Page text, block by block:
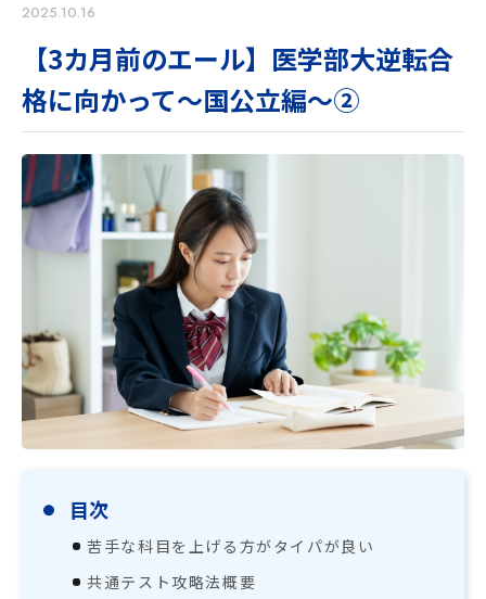
料金案内
教室案内・アクセス
よくあるご質問
お知らせ
塾長コラム
既卒生はDr.TAKAゼミ医学部予備校
採用情報
2025.10.16
【3カ月前のエール】医学部大逆転合
格に向かって～国公立編～②
目次
苦手な科目を上げる方がタイパが良い
共通テスト攻略法概要